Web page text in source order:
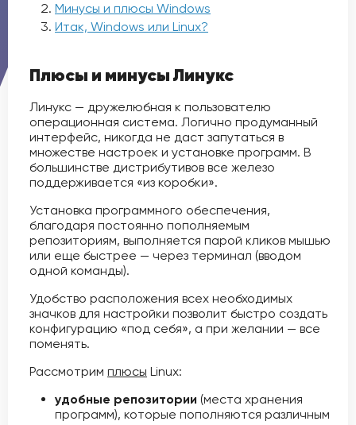
Минусы и плюсы Windows
Итак, Windows или Linux?
Плюсы и минусы Линукс
Линукс — дружелюбная к пользователю
операционная система. Логично продуманный
интерфейс, никогда не даст запутаться в
множестве настроек и установке программ. В
большинстве дистрибутивов все железо
поддерживается «из коробки».
Установка программного обеспечения,
благодаря постоянно пополняемым
репозиториям, выполняется парой кликов мышью
или еще быстрее — через терминал (вводом
одной команды).
Удобство расположения всех необходимых
значков для настройки позволит быстро создать
конфигурацию «под себя», а при желании — все
поменять.
Рассмотрим плюсы Linux:
удобные репозитории (места хранения
программ), которые пополняются различным